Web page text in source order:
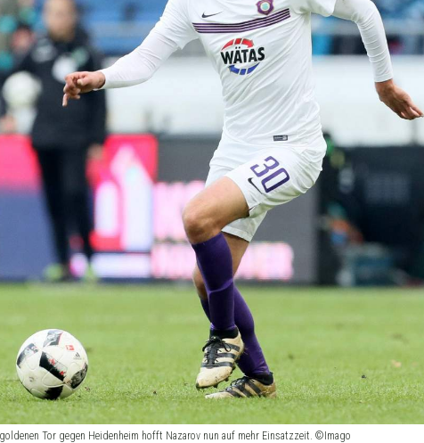
goldenen Tor gegen Heidenheim hofft Nazarov nun auf mehr Einsatzzeit. ©Imago